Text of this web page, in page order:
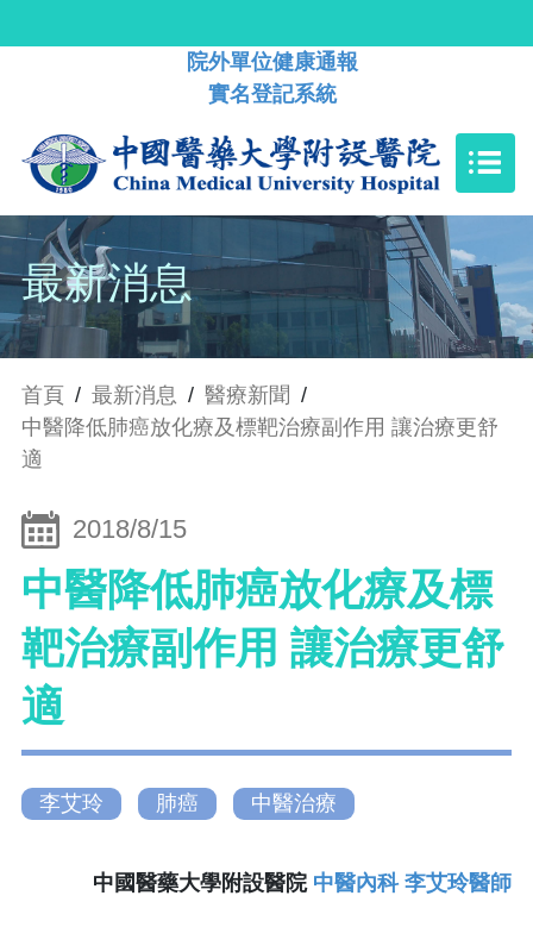
院外單位健康通報
實名登記系統
最新消息
首頁 / 最新消息 / 醫療新聞 /
中醫降低肺癌放化療及標靶治療副作用 讓治療更舒
適
2018/8/15
中醫降低肺癌放化療及標
靶治療副作用 讓治療更舒
適
李艾玲 肺癌 中醫治療
中國醫藥大學附設醫院 中醫內科 李艾玲醫師